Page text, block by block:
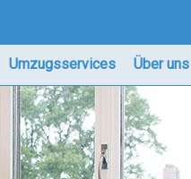
Umzugsservices Über uns